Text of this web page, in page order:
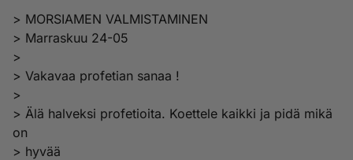
> MORSIAMEN VALMISTAMINEN
> Marraskuu 24-05
>
> Vakavaa profetian sanaa !
>
> Älä halveksi profetioita. Koettele kaikki ja pidä mikä
on
> hyvää